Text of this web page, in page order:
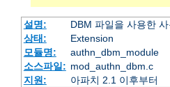
설명:
DBM 파일을 사용한
상태:
Extension
모듈명:
authn_dbm_module
소스파일: mod_authn_dbm.c
지원:
아파치 2.1 이후부터